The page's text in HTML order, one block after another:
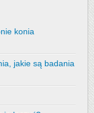
konia
jakie są badania